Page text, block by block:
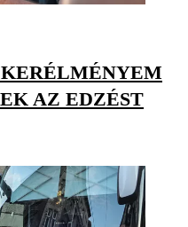
AZ EDZÉST